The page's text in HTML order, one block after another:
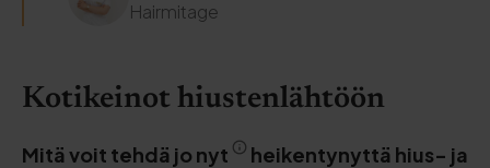
Hairmitage
Kotikeinot hiustenlähtöön
Mitä voit tehdä jo nyt
heikentynyttä hius- ja